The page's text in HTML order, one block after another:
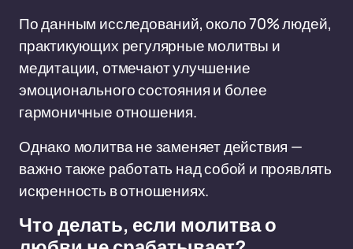
По данным исследований, около 70% людей,
практикующих регулярные молитвы и
медитации, отмечают улучшение
эмоционального состояния и более
гармоничные отношения.
Однако молитва не заменяет действия —
важно также работать над собой и проявлять
искренность в отношениях.
Что делать, если молитва о